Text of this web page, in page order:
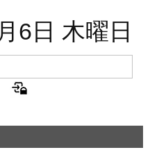
6日 木曜日